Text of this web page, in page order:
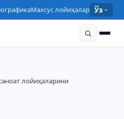
Махсус лойиҳалар Ўз
лойиҳаларини